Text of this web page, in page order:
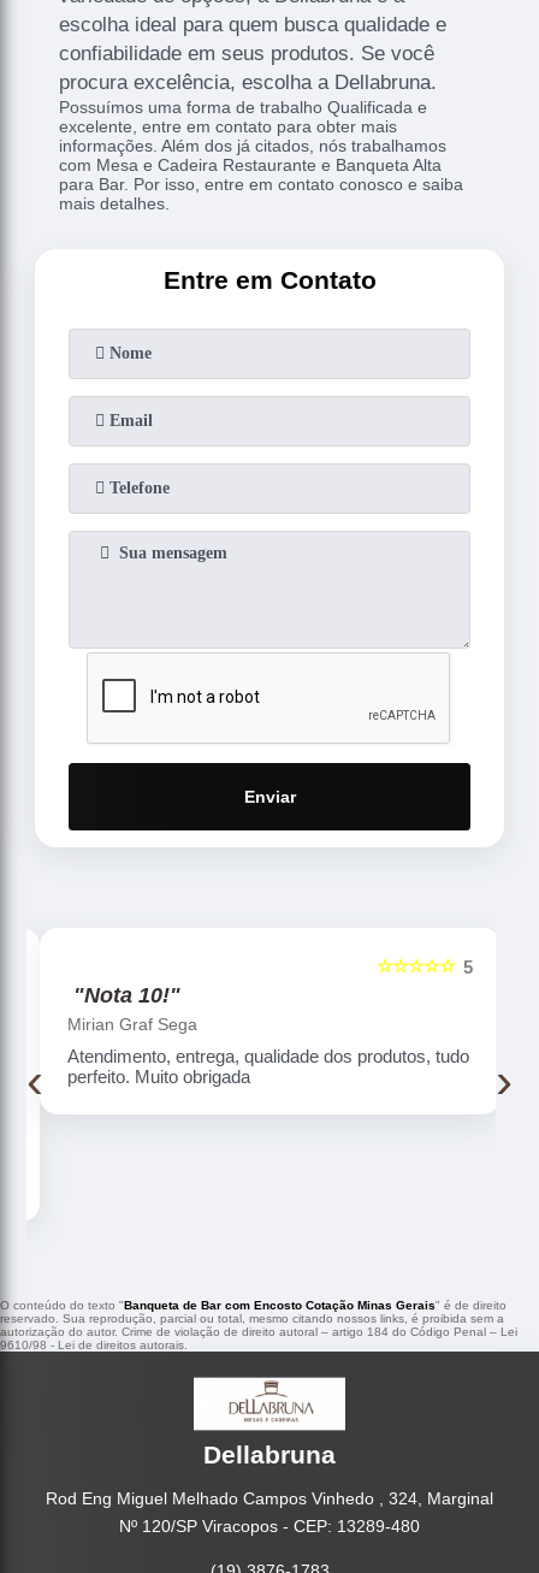
escolha ideal para quem busca qualidade e
confiabilidade em seus produtos. Se você
procura excelência, escolha a Dellabruna.
Possuímos uma forma de trabalho Qualificada e
excelente, entre em contato para obter mais
informações. Além dos já citados, nós trabalhamos
com Mesa e Cadeira Restaurante e Banqueta Alta
para Bar. Por isso, entre em contato conosco e saiba
mais detalhes.
Entre em Contato
Enviar
5
☆☆☆☆☆
"Nota 10!"
Mirian Graf Sega
Atendimento, entrega, qualidade dos produtos, tudo
perfeito. Muito obrigada
‹ ›
O conteúdo do texto "Banqueta de Bar com Encosto Cotação Minas Gerais" é de direito
reservado. Sua reprodução, parcial ou total, mesmo citando nossos links, é proibida sem a
autorização do autor. Crime de violação de direito autoral – artigo 184 do Código Penal – Lei
9610/98 - Lei de direitos autorais
Dellabruna
Rod Eng Miguel Melhado Campos Vinhedo , 324, Marginal
Nº 120/SP Viracopos - CEP: 13289-480